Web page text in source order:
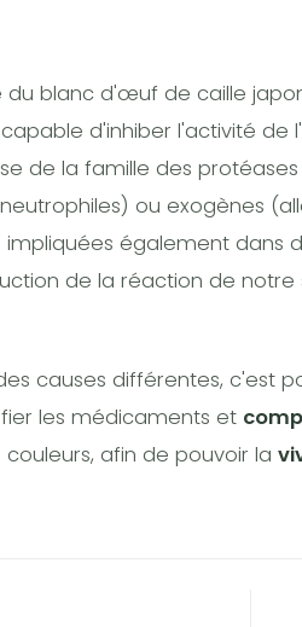
blanc d'œuf de caille
d'inhiber l'activité de
de la famille des protéases
ou exogènes
également dans
de la réaction de
causes différentes, c'est
les médicaments et
afin de pouvoir la